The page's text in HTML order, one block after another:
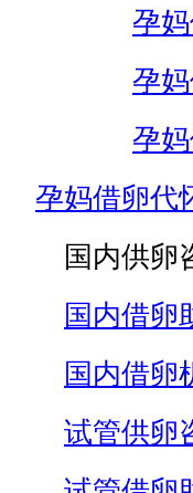
孕
孕
孕
孕妈借卵代
国内供卵
国内借卵
国内借卵
试管供卵